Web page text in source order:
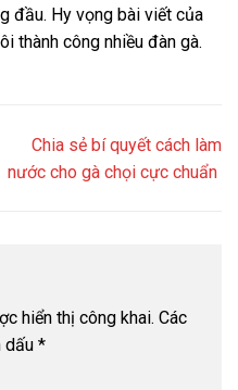
đầu. Hy vọng bài viết của
thành công nhiều đàn gà.
Chia sẻ bí quyết cách làm
nước cho gà chọi cực chuẩn
hiển thị công khai. Các
dấu *